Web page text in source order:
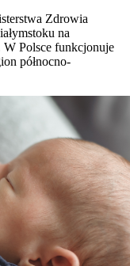
Zdrowia
na
Polsce funkcjonuje
północno-